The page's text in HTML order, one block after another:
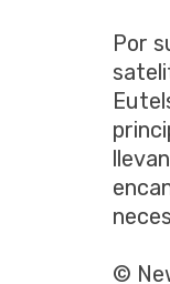
Por
©